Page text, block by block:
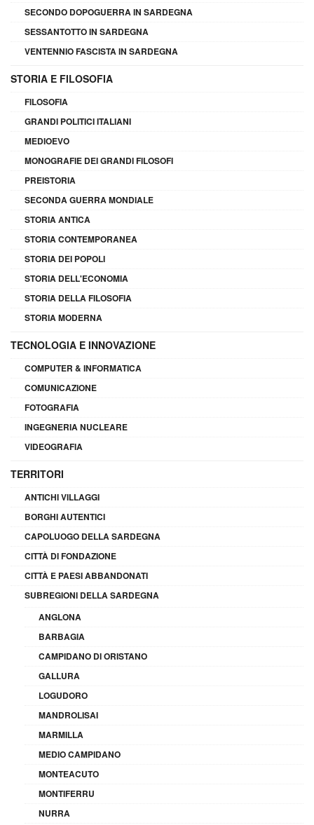
SECONDO DOPOGUERRA IN SARDEGNA
SESSANTOTTO IN SARDEGNA
VENTENNIO FASCISTA IN SARDEGNA
STORIA E FILOSOFIA
FILOSOFIA
GRANDI POLITICI ITALIANI
MEDIOEVO
MONOGRAFIE DEI GRANDI FILOSOFI
PREISTORIA
SECONDA GUERRA MONDIALE
STORIA ANTICA
STORIA CONTEMPORANEA
STORIA DEI POPOLI
STORIA DELL'ECONOMIA
STORIA DELLA FILOSOFIA
STORIA MODERNA
TECNOLOGIA E INNOVAZIONE
COMPUTER & INFORMATICA
COMUNICAZIONE
FOTOGRAFIA
INGEGNERIA NUCLEARE
VIDEOGRAFIA
TERRITORI
ANTICHI VILLAGGI
BORGHI AUTENTICI
CAPOLUOGO DELLA SARDEGNA
CITTÀ DI FONDAZIONE
CITTÀ E PAESI ABBANDONATI
SUBREGIONI DELLA SARDEGNA
ANGLONA
BARBAGIA
CAMPIDANO DI ORISTANO
GALLURA
LOGUDORO
MANDROLISAI
MARMILLA
MEDIO CAMPIDANO
MONTEACUTO
MONTIFERRU
NURRA